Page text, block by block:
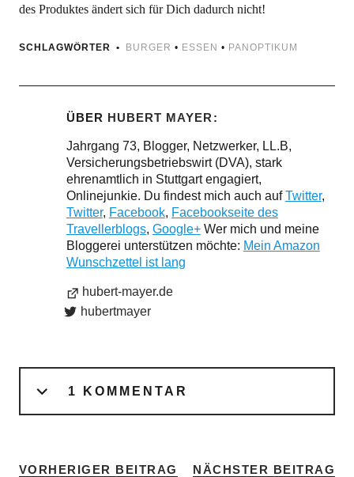
des Produktes ändert sich für Dich dadurch nicht!
SCHLAGWÖRTER BURGER • ESSEN • PANOPTIKUM
ÜBER HUBERT MAYER
Jahrgang 73, Blogger, Netzwerker, LL.B,
Versicherungsbetriebswirt (DVA), stark
ehrenamtlich in Stuttgart engagiert,
Onlinejunkie. Du findest mich auch aufTwitter,
Twitter, Facebook, Facebookseite des
Travellerblogs, Google+Wer mich und meine
Bloggerei unterstützen möchte: Mein Amazon
Wunschzettel ist lang
hubert-mayer.de
hubertmayer
1 KOMMENTAR
VORHERIGER BEITRAG NÄCHSTER BEITRAG